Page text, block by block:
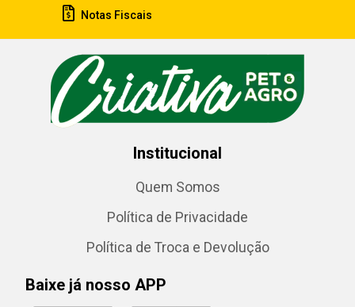
Notas Fiscais
Institucional
Quem Somos
Política de Privacidade
Política de Troca e Devolução
Baixe já nosso APP